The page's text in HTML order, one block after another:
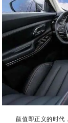
颜值即正义的时代